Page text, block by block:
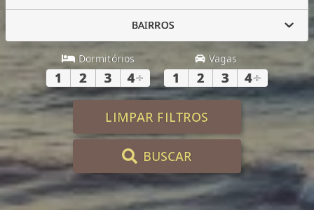
BAIRROS
Dormitórios
1 2 3 4+
Vagas
1 2 3 4+
LIMPAR FILTROS
BUSCAR